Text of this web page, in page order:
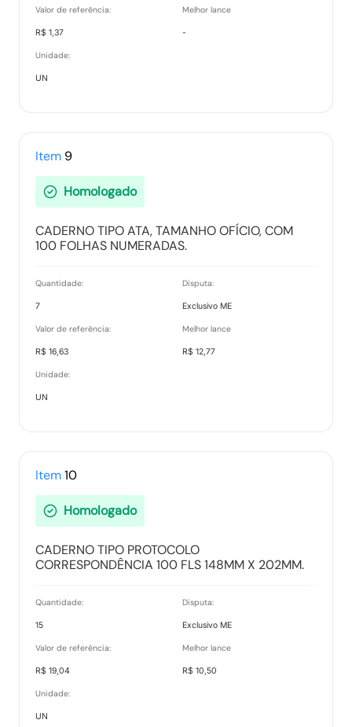
Valor de referência:
R$ 1,37
Melhor lance
-
Unidade:
UN
Item 9
Homologado
CADERNO TIPO ATA, TAMANHO OFÍCIO, COM
100 FOLHAS NUMERADAS.
Quantidade:
7
Disputa:
Exclusivo ME
Valor de referência:
R$ 16,63
Melhor lance
R$ 12,77
Unidade:
UN
Item10
Homologado
CADERNO TIPO PROTOCOLO
CORRESPONDÊNCIA 100 FLS 148MM X 202MM.
Quantidade:
15
Disputa:
Exclusivo ME
Valor de referência:
R$ 19,04
Melhor lance
R$ 10,50
Unidade:
UN